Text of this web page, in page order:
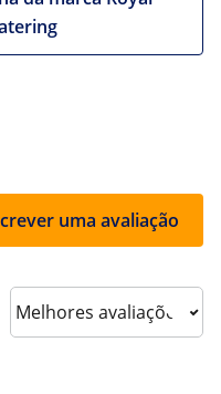
uma avaliação
Sort reviews